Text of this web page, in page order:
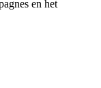
en het